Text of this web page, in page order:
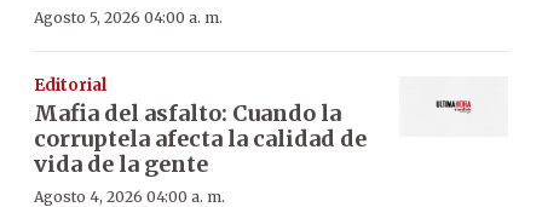
Agosto 5, 2026 04:00 a. m.
Editorial
Mafia del asfalto: Cuando la
corruptela afecta la calidad de
vida de la gente
Agosto 4, 2026 04:00 a. m.